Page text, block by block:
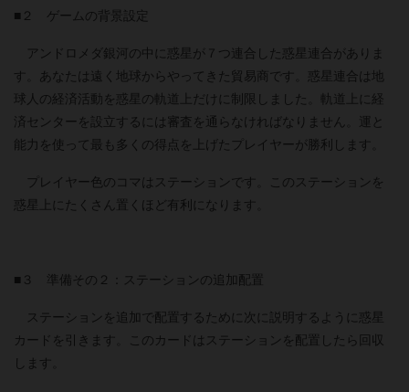
■２ ゲームの背景設定
アンドロメダ銀河の中に惑星が７つ連合した惑星連合がありま
す。あなたは遠く地球からやってきた貿易商です。惑星連合は地
球人の経済活動を惑星の軌道上だけに制限しました。軌道上に経
済センターを設立するには審査を通らなければなりません。運と
能力を使って最も多くの得点を上げたプレイヤーが勝利します。
プレイヤー色のコマはステーションです。このステーションを
惑星上にたくさん置くほど有利になります。
■３ 準備その２：ステーションの追加配置
ステーションを追加で配置するために次に説明するように惑星
カードを引きます。このカードはステーションを配置したら回収
します。